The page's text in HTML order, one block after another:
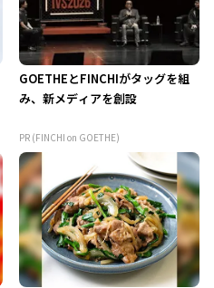
GOETHEとFINCHIがタッグを組
み、新メディアを創設
PR (FINCHI on GOETHE)